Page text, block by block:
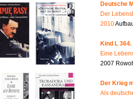
Deutsche
Der
2010
Kind L 364.
Eine
2007
Der Krieg
Als